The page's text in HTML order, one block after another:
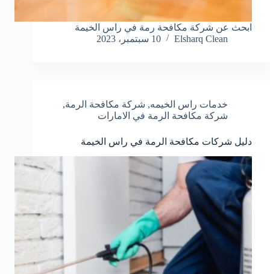
ابحث عن شركة مكافحة رمة في راس الخيمة
Elsharq Clean
10 سبتمبر، 2023
خدمات راس الخيمه, شركة مكافحة الرمة,
شركة مكافحة الرمة في الامارات
دليل شركات مكافحة الرمة في راس الخيمة